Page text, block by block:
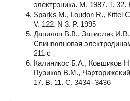
электроника. М, 1987. Т. 32.
Sparks M., Loudon R., Kittel
V. 122. N 3. P. 1995
Данилов В.В., Зависляк
Спинволновая
211 с
Калиникос Б.А., Ковшиков
Пузиков В.М.,
17. В. 11. С. 3434--3436